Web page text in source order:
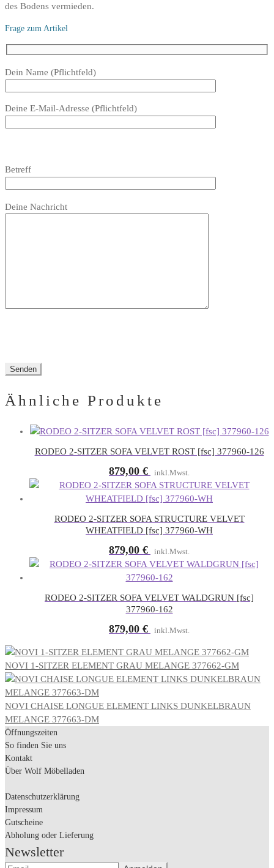
des Bodens vermieden.
Frage zum Artikel
Bitte
Feld
leer.
Dein Name (Pflichtfeld)
Deine E-Mail-Adresse (Pflichtfeld)
dieses
lasse
dieses
leer.
Betreff
lasse
Deine Nachricht
Ähnliche Produkte
RODEO 2-SITZER SOFA VELVET ROST [fsc] 377960-126
879,00 € inkl.Mwst.
RODEO 2-SITZER SOFA STRUCTURE VELVET
WHEATFIELD [fsc] 377960-WH
879,00 € inkl.Mwst.
RODEO 2-SITZER SOFA VELVET WALDGRUN [fsc]
377960-162
879,00 € inkl.Mwst.
NOVI 1-SITZER ELEMENT GRAU MELANGE 377662-GM
NOVI CHAISE LONGUE ELEMENT LINKS DUNKELBRAUN
MELANGE 377663-DM
Öffnungszeiten
So finden Sie uns
Kontakt
Über Wolf Möbelladen
Datenschutzerklärung
Impressum
Gutscheine
Abholung oder Lieferung
Newsletter